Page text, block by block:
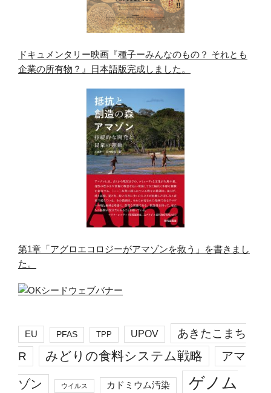
ドキュメンタリー映画『種子ーみんなのもの？ それとも
企業の所有物？』日本語版完成しました。
第1章「アグロエコロジーがアマゾンを救う」を書きまし
た。
EU PFAS TPP UPOV
あきたこまち
R
みどりの食料システム戦略 アマ
ゾン ウイルス カドミウム汚染
ゲノム